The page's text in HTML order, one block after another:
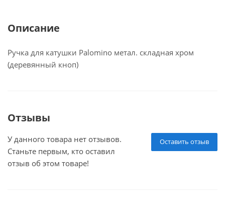
Описание
Ручка для катушки Palomino метал. складная хром
(деревянный кноп)
Отзывы
Оставить отзыв
У данного товара нет отзывов.
Станьте первым, кто оставил
отзыв об этом товаре!